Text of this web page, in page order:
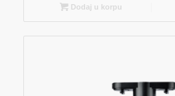
Dodaj u korpu